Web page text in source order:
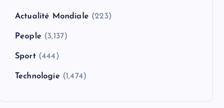
Actualité Mondiale (223)
People (3,137)
Sport(444)
Technologie (1,474)